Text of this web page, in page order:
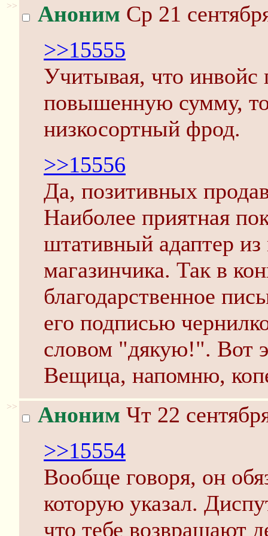
>> Аноним Ср 21
>>15555
Учитывая, что инвойс
повышенную сумму,
низкосортный фрод.
>>15556
Да, позитивных
Наиболее приятная
штативный адаптер из
магазинчика. Так в
благодарственное
его подписью
словом "дякую!". Вот
Вещица, напомню,
>> Аноним Чт 22
>>15554
Вообще говоря, он
которую указал.
что тебе возвращают